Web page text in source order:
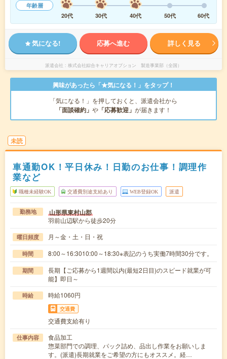
年齢層
20代
30代 40代 50代 60代
気になる! 応募へ進む 詳しく見る
派遣会社 株式会社綜合キャリアオプション 製造事業部（全国）
興味があったら「★気になる！」をタップ！
「気になる！」を押しておくと、派遣会社から
「面談確約」 や 「応募歓迎」 が届きます！
未読
車通勤OK！平日休み！日勤のお仕事！調理作
業など
職種未経験OK 交通費別途支給あり WEB登録OK 派遣
勤務地 山形県東村山郡
羽前山辺駅から徒歩20分
曜日頻度 月～金・土・日・祝
時間 8:00～16:3010:00～18:30※表記のうち実働7時間30分です。
期間
長期【ご応募から1週間以内(最短2日目)のスピード就業が可
能】即日～
時給 時給1060円
交通費
交通費支給有り
仕事内容
食品加工
惣菜部門での調理、パック詰め、品出し作業をお願いしま
す。(派遣)長期就業をご希望の方にもオススメ。経…